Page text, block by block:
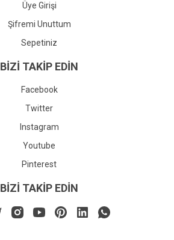
Üye Girişi
Şifremi Unuttum
Sepetiniz
BİZİ TAKİP EDİN
Facebook
Twitter
Instagram
Youtube
Pinterest
BİZİ TAKİP EDİN